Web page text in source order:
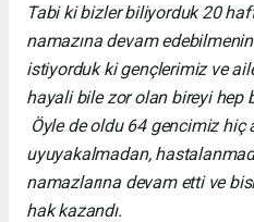
Tabi ki bizler biliyorduk 20
namazına devam
istiyorduk ki gençlerimiz ve
hayali bile zor olan bireyi hep
Öyle de oldu 64 gencimiz hiç
uyuyakalmadan,
namazlarına devam etti ve
hak kazandı.